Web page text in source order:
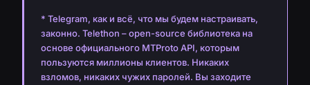
* Telegram, как и всё, что мы будем настраивать,
законно. Telethon – open-source библиотека на
основе официального MTProto API, которым
пользуются миллионы клиентов. Никаких
взломов, никаких чужих паролей. Вы заходите